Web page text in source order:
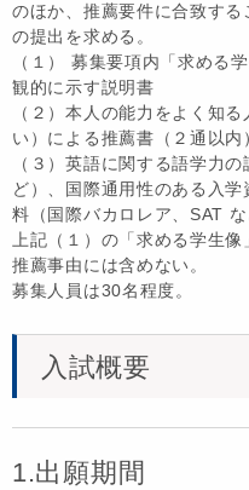
のほか、推薦要件に合致す
の提出を求める。
（１） 募集要項内「求める
観的に示す説明書
（２）本人の能力をよく知
い）による推薦書（２通以内
（３）英語に関する語学力
ど）、国際通用性のある入
料（国際バカロレア、SAT
上記（１）の「求める学生
推薦事由には含めない。
募集人員は30名程度。
入試概要
1.出願期間